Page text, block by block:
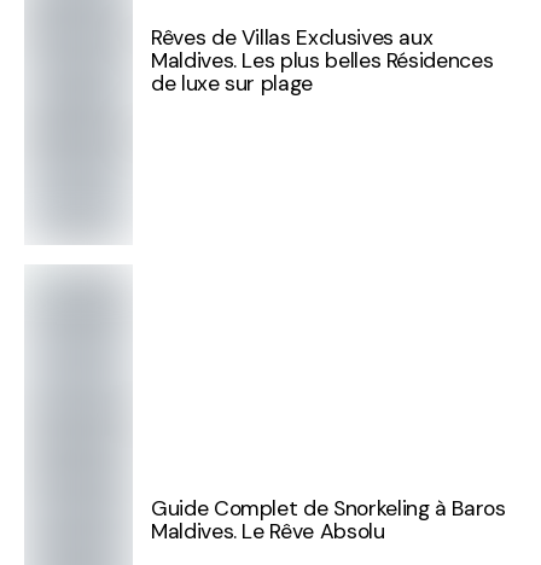
Rêves de Villas Exclusives aux
Maldives. Les plus belles Résidences
de luxe sur plage
Guide Complet de Snorkeling à Baros
Maldives. Le Rêve Absolu